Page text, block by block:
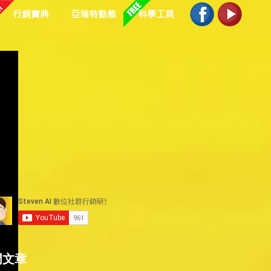
行銷寶典 亞瑞特動態 科學工具
章